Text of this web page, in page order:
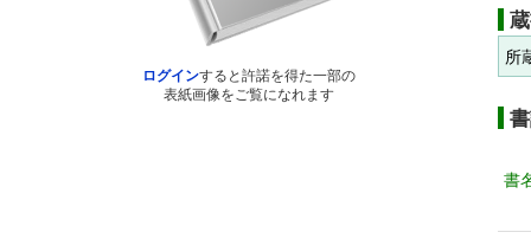
ログインすると許諾を得た一部の
表紙画像をご覧になれます
所
書